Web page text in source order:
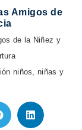
Amigos de
de la Niñez y
niños, niñas y